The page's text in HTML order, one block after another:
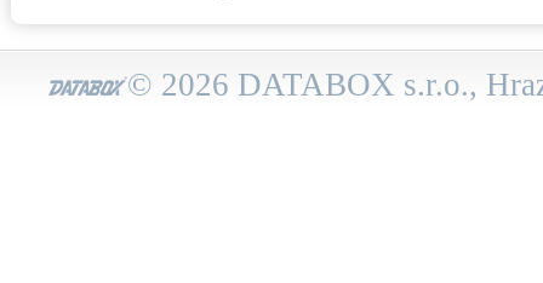
© 2026 DATABOX s.r.o.,